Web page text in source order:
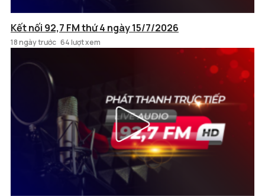
Kết nối 92,7 FM thứ 4 ngày 15/7/2026
18 ngày trước 64 lượt xem